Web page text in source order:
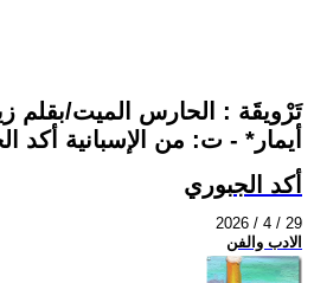
تَرْويقَة : الحارس الميت/بقلم
أيمار* - ت: من الإسبانية أكد
أكد الجبوري
2026 / 4 / 29
الادب والفن